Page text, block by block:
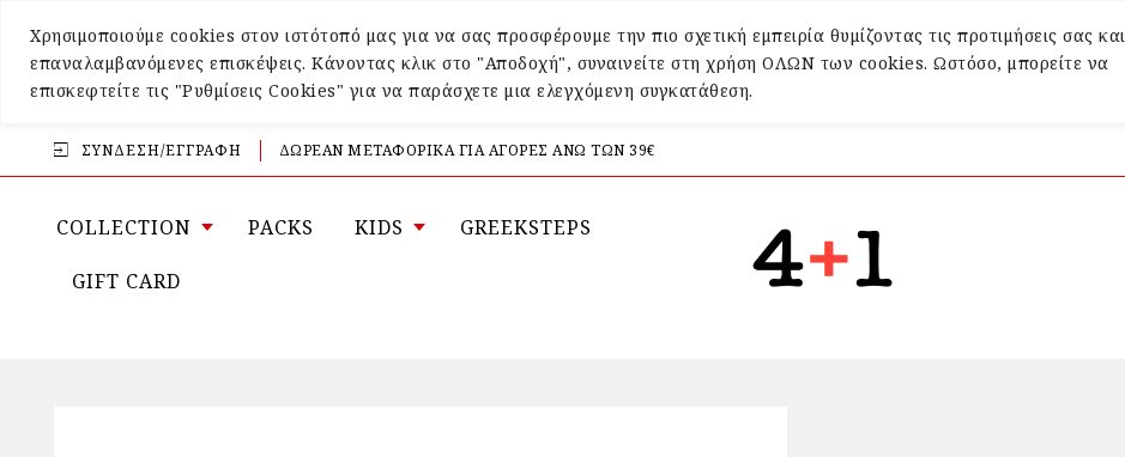
Χρησιμοποιούμε cookies στον ιστότοπό μας για να σας προσφέρουμε την πιο σχετική εμπειρία θυμίζοντας τις προτιμήσεις σας και
επαναλαμβανόμενες επισκέψεις. Κάνοντας κλικ στο "Αποδοχή", συναινείτε στη χρήση ΟΛΩΝ των cookies. Ωστόσο, μπορείτε να
επισκεφτείτε τις "Ρυθμίσεις Cookies" για να παράσχετε μια ελεγχόμενη συγκατάθεση.
ΣΎΝΔΕΣΗ/ΕΓΓΡΑΦΉ ΔΩΡΕΑΝ ΜΕΤΑΦΟΡΙΚΑ ΓΙΑ ΑΓΟΡΕΣ ΑΝΩ ΤΩΝ 39€
COLLECTION PACKS KIDS GREEKSTEPS
GIFT CARD